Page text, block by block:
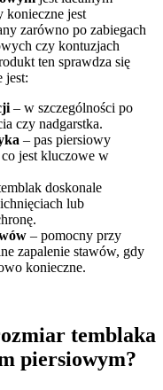
konieczne jest
zarówno po zabiegach
czy kontuzjach
ten sprawdza się
jest:
– w szczególności po
czy nadgarstka.
– pas piersiowy
jest kluczowe w
doskonale
lub
– pomocny przy
zapalenie stawów, gdy
konieczne.
temblaka
piersiowym?